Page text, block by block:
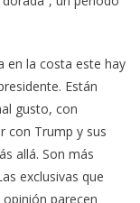
en la costa este hay
Están
gusto, con
con Trump y sus
allá. Son más
exclusivas que
parecen